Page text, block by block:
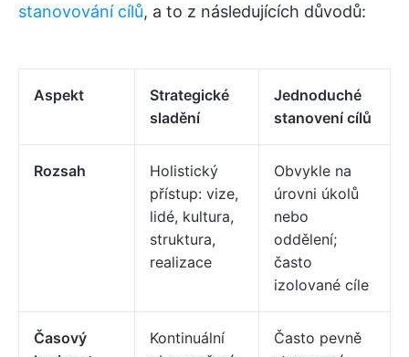
stanovování cílů, a to z následujících důvodů:
Aspekt
Strategické
sladění
Jednoduché
stanovení cílů
Rozsah
Holistický
přístup: vize,
lidé, kultura,
struktura,
realizace
Obvykle na
úrovni úkolů
nebo
oddělení;
často
izolované cíle
Časový
Kontinuální
Často pevně